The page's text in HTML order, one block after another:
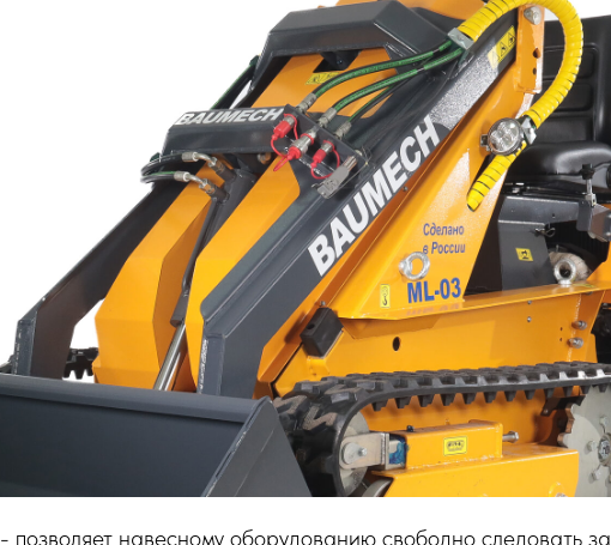
- позволяет навесному оборудованию свободно следовать за